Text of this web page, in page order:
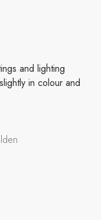
and lighting
in colour and